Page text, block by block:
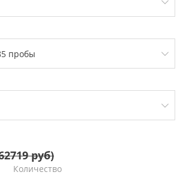
руб)
Количество